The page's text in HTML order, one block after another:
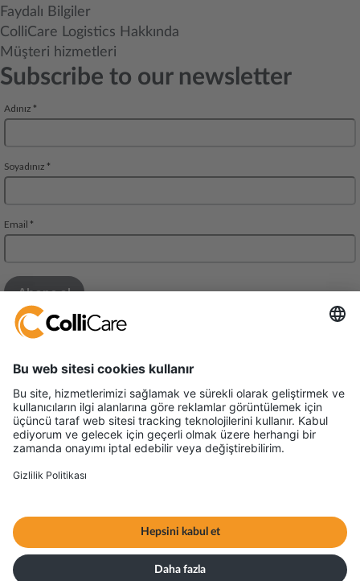
Faydalı Bilgiler
ColliCare Logistics Hakkında
Müşteri hizmetleri
Subscribe to our newsletter
Mall of Istanbul THE OFFICE BUILDING
Floor 10, Suite 79
Ziya Gokalp Cad , Suleyman Demirel Blv
Terms & Conditions